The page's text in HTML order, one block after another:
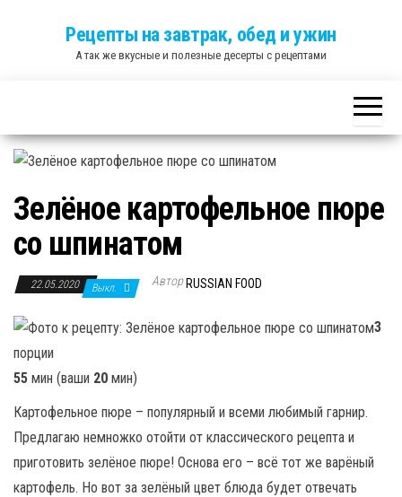
Рецепты на завтрак, обед и ужин
А так же вкусные и полезные десерты с рецептами
Зелёное картофельное пюре
со шпинатом
22.05.2020 Выкл. Автор RUSSIAN FOOD
3
порции
55 мин (ваши 20 мин)
Картофельное пюре – популярный и всеми любимый гарнир.
Предлагаю немножко отойти от классического рецепта и
приготовить зелёное пюре! Основа его – всё тот же варёный
картофель. Но вот за зелёный цвет блюда будет отвечать